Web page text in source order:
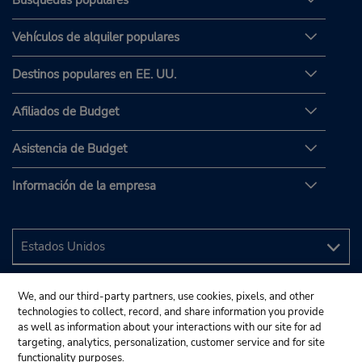
Vehículos de alquiler populares
Destinos populares en EE. UU.
Afiliados de Budget
Asistencia de Budget
Información de la empresa
We, and our third-party partners, use cookies, pixels, and other
technologies to collect, record, and share information you provide
as well as information about your interactions with our site for ad
targeting, analytics, personalization, customer service and for site
functionality purposes.